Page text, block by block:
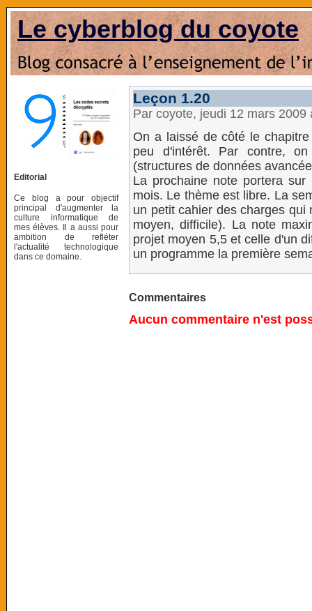
Le cyberblog du coyote
Editorial
Ce blog a pour objectif
principal d'augmenter la
culture informatique de
mes élèves. Il a aussi pour
ambition de refléter
l'actualité technologique
dans ce domaine.
Leçon 1.20
Par coyote, jeudi 12 mars
On a laissé de côté le
peu d'intérêt. Par contre,
(structures de données
La prochaine note portera
mois. Le thème est libre. La
un petit cahier des charges
moyen, difficile). La note
projet moyen 5,5 et celle d'un
un programme la première
Commentaires
Aucun commentaire n'est